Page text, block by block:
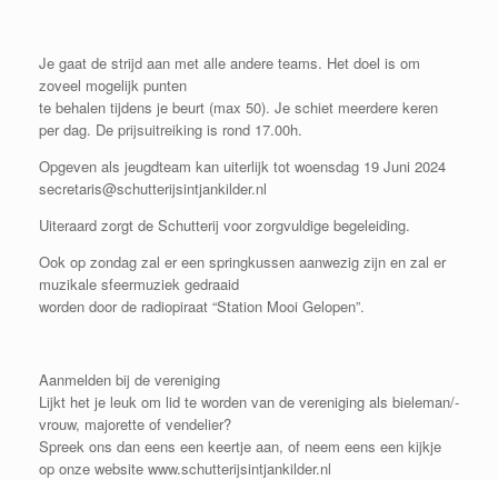
Je gaat de strijd aan met alle andere teams. Het doel is om
zoveel mogelijk punten
te behalen tijdens je beurt (max 50). Je schiet meerdere keren
per dag. De prijsuitreiking is rond 17.00h.
Opgeven als jeugdteam kan uiterlijk tot woensdag 19 Juni 2024
secretaris@schutterijsintjankilder.nl
Uiteraard zorgt de Schutterij voor zorgvuldige begeleiding.
Ook op zondag zal er een springkussen aanwezig zijn en zal er
muzikale sfeermuziek gedraaid
worden door de radiopiraat “Station Mooi Gelopen”.
Aanmelden bij de vereniging
Lijkt het je leuk om lid te worden van de vereniging als bieleman/-
vrouw, majorette of vendelier?
Spreek ons dan eens een keertje aan, of neem eens een kijkje
op onze website www.schutterijsintjankilder.nl